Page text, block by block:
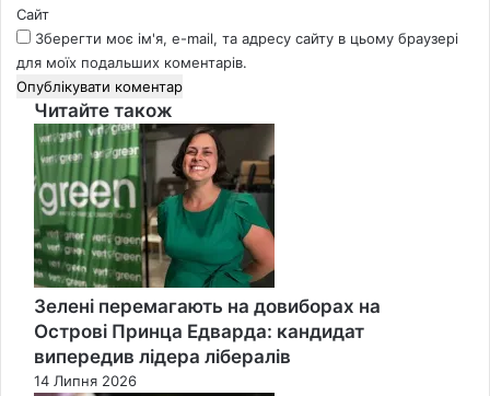
Сайт
Зберегти моє ім'я, e-mail, та адресу сайту в цьому браузері
для моїх подальших коментарів.
Читайте також
Close
Зелені перемагають на довиборах на
Острові Принца Едварда: кандидат
випередив лідера лібералів
14 Липня 2026